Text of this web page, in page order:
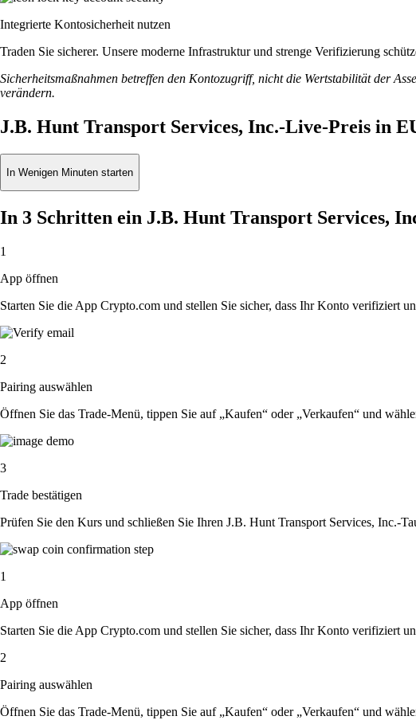
Integrierte Kontosicherheit nutzen
Traden Sie sicherer. Unsere moderne Infrastruktur und strenge Verifizierung
Sicherheitsmaßnahmen betreffen den Kontozugriff, nicht die Wertstabilität der
verändern.
J.B. Hunt Transport Services, Inc.-Live-Preis in
In Wenigen Minuten starten
In 3 Schritten ein J.B. Hunt Transport Services,
1
App öffnen
Starten Sie die App Crypto.com und stellen Sie sicher, dass Ihr Konto verifiziert
2
Pairing auswählen
Öffnen Sie das Trade-Menü, tippen Sie auf „Kaufen“ oder „Verkaufen“ und
3
Trade bestätigen
Prüfen Sie den Kurs und schließen Sie Ihren J.B. Hunt Transport Services, Inc.-
1
App öffnen
Starten Sie die App Crypto.com und stellen Sie sicher, dass Ihr Konto verifiziert
2
Pairing auswählen
Öffnen Sie das Trade-Menü, tippen Sie auf „Kaufen“ oder „Verkaufen“ und